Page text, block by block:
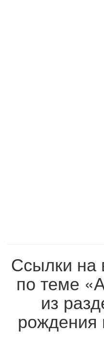
Ссылки на
по теме
из